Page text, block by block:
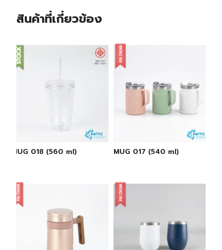
สินค้าที่เกี่ยวข้อง
MUG 018 (560 ml) MUG 017 (540 ml)